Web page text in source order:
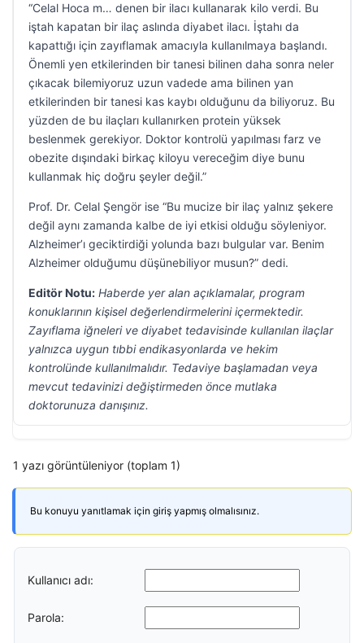
“Celal Hoca m… denen bir ilacı kullanarak kilo verdi. Bu
iştah kapatan bir ilaç aslında diyabet ilacı. İştahı da
kapattığı için zayıflamak amacıyla kullanılmaya başlandı.
Önemli yen etkilerinden bir tanesi bilinen daha sonra neler
çıkacak bilemiyoruz uzun vadede ama bilinen yan
etkilerinden bir tanesi kas kaybı olduğunu da biliyoruz. Bu
yüzden de bu ilaçları kullanırken protein yüksek
beslenmek gerekiyor. Doktor kontrolü yapılması farz ve
obezite dışındaki birkaç kiloyu vereceğim diye bunu
kullanmak hiç doğru şeyler değil.”
Prof. Dr. Celal Şengör ise “Bu mucize bir ilaç yalnız şekere
değil aynı zamanda kalbe de iyi etkisi olduğu söyleniyor.
Alzheimer’ı geciktirdiği yolunda bazı bulgular var. Benim
Alzheimer olduğumu düşünebiliyor musun?” dedi.
Editör Notu: Haberde yer alan açıklamalar, program
konuklarının kişisel değerlendirmelerini içermektedir.
Zayıflama iğneleri ve diyabet tedavisinde kullanılan ilaçlar
yalnızca uygun tıbbi endikasyonlarda ve hekim
kontrolünde kullanılmalıdır. Tedaviye başlamadan veya
mevcut tedavinizi değiştirmeden önce mutlaka
doktorunuza danışınız.
1 yazı görüntüleniyor (toplam 1)
Bu konuyu yanıtlamak için giriş yapmış olmalısınız.
Kullanıcı adı:
Parola: